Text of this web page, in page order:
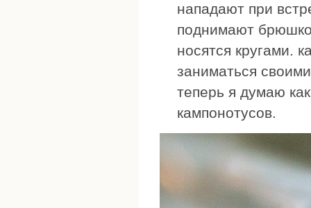
нападают при
поднимают брюшко
носятся кругами.
заниматься
теперь я думаю
кампонотусов.